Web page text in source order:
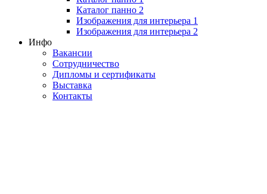
Каталог панно 2
Изображения для интерьера 1
Изображения для интерьера 2
Инфо
Вакансии
Сотрудничество
Дипломы и сертификаты
Выставка
Контакты